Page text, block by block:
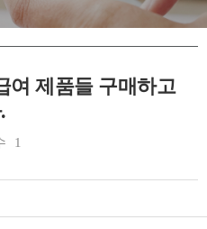
여 제품들 구매하고
1